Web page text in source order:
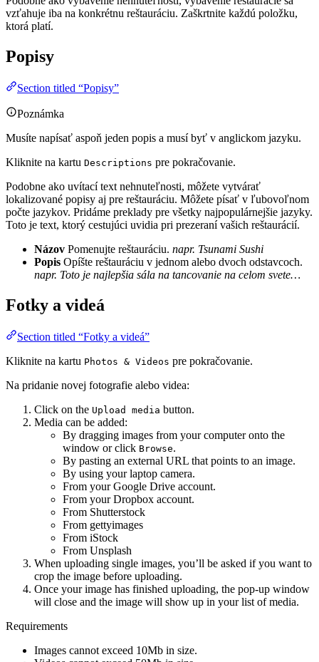
vzťahuje iba na konkrétnu reštauráciu. Zaškrtnite každú položku,
ktorá platí.
Popisy
Section titled “Popisy”
Poznámka
Musíte napísať aspoň jeden popis a musí byť v anglickom jazyku.
Kliknite na kartu Descriptions pre pokračovanie.
Podobne ako uvítací text nehnuteľnosti, môžete vytvárať
lokalizované popisy aj pre reštauráciu. Môžete písať v ľubovoľnom
počte jazykov. Pridáme preklady pre všetky najpopulárnejšie jazyky.
Toto je text, ktorý cestujúci uvidia pri prezeraní vašich reštaurácií.
Názov Pomenujte reštauráciu. napr. Tsunami Sushi
Popis Opíšte reštauráciu v jednom alebo dvoch odstavcoch.
napr. Toto je najlepšia sála na tancovanie na celom svete…
Fotky a videá
Section titled “Fotky a videá”
Kliknite na kartu Photos & Videos pre pokračovanie.
Na pridanie novej fotografie alebo videa:
Click on the Upload media button.
Media can be added:
By dragging images from your computer onto the
window or click Browse.
By pasting an external URL that points to an image.
By using your laptop camera.
From your Google Drive account.
From your Dropbox account.
From Shutterstock
From gettyimages
From iStock
From Unsplash
When uploading single images, you’ll be asked if you want to
crop the image before uploading.
Once your image has finished uploading, the pop-up window
will close and the image will show up in your list of media.
Requirements
Images cannot exceed 10Mb in size.